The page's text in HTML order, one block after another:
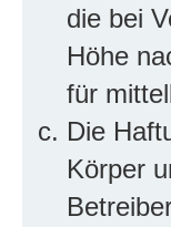
die bei
Höhe
für
Die
Körper